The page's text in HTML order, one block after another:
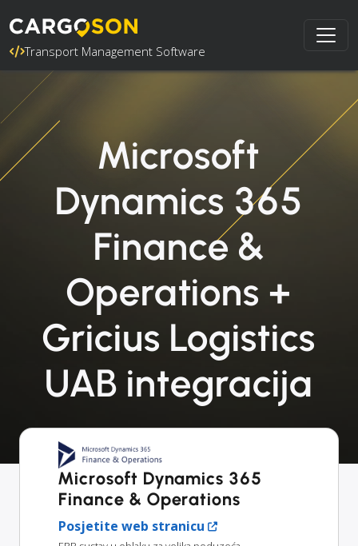
Transport Management Software
Microsoft
Dynamics 365
Finance &
Operations +
Gricius Logistics
UAB integracija
Microsoft Dynamics 365
Finance & Operations
Posjetite web stranicu